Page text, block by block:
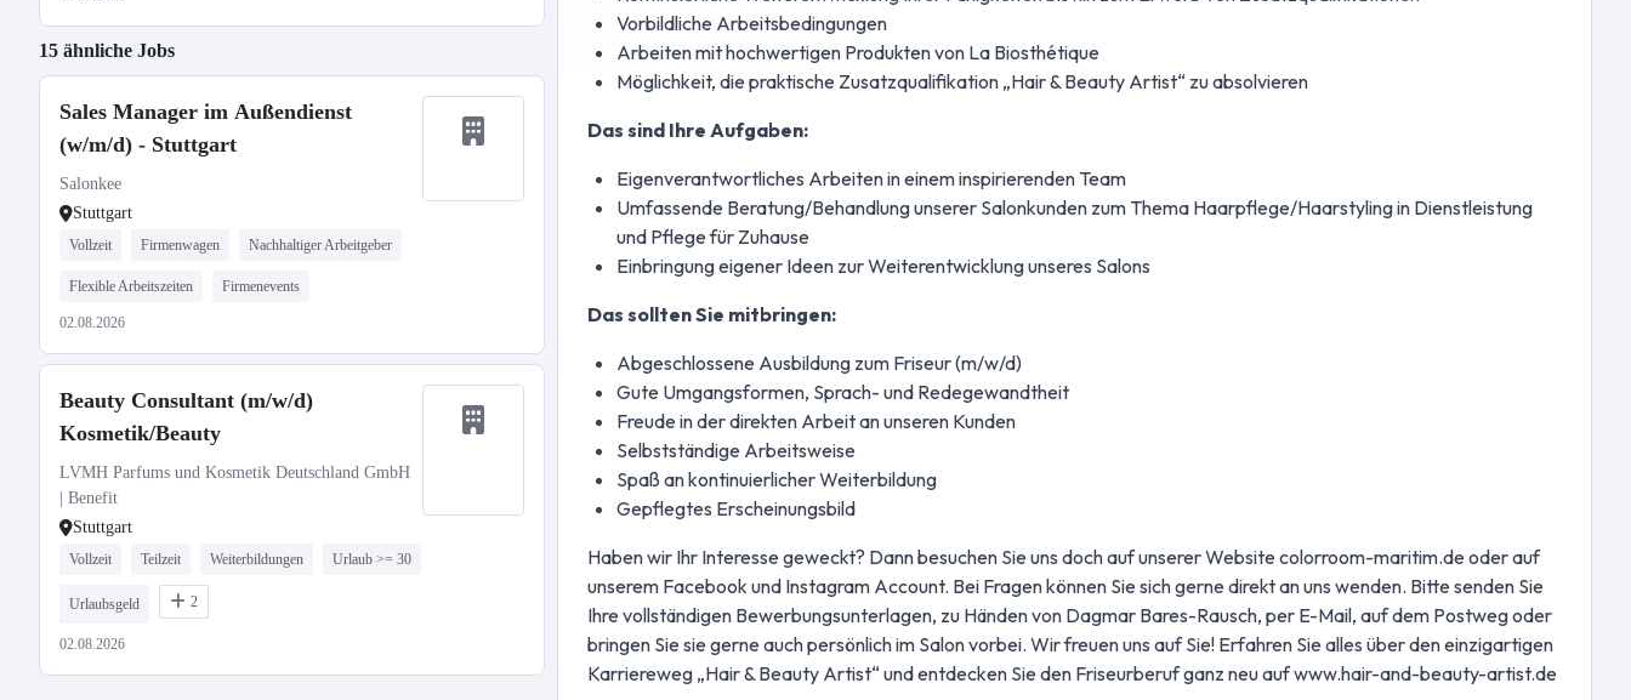
15 ähnliche Jobs
Sales Manager im Außendienst
(w/m/d) - Stuttgart
Salonkee
Stuttgart
Vollzeit Firmenwagen Nachhaltiger Arbeitgeber
Flexible Arbeitszeiten Firmenevents
02.08.2026
Beauty Consultant (m/w/d)
Kosmetik/Beauty
LVMH Parfums und Kosmetik Deutschland GmbH
| Benefit
Stuttgart
Vollzeit Teilzeit Weiterbildungen Urlaub >= 30
Urlaubsgeld 2
02.08.2026